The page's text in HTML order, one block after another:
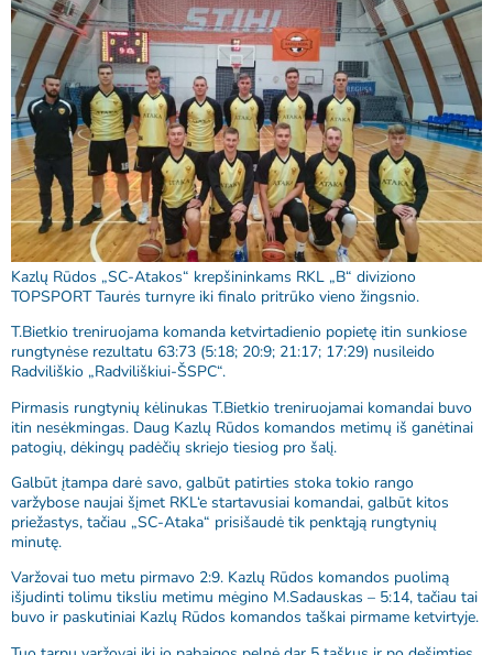
Kazlų Rūdos „SC-Atakos“ krepšininkams RKL „B“ diviziono
TOPSPORT Taurės turnyre iki finalo pritrūko vieno žingsnio.
T.Bietkio treniruojama komanda ketvirtadienio popietę itin sunkiose
rungtynėse rezultatu 63:73 (5:18; 20:9; 21:17; 17:29) nusileido
Radviliškio „Radviliškiui-ŠSPC“.
Pirmasis rungtynių kėlinukas T.Bietkio treniruojamai komandai buvo
itin nesėkmingas. Daug Kazlų Rūdos komandos metimų iš ganėtinai
patogių, dėkingų padėčių skriejo tiesiog pro šalį.
Galbūt įtampa darė savo, galbūt patirties stoka tokio rango
varžybose naujai šįmet RKL‘e startavusiai komandai, galbūt kitos
priežastys, tačiau „SC-Ataka“ prisišaudė tik penktąją rungtynių
minutę.
Varžovai tuo metu pirmavo 2:9. Kazlų Rūdos komandos puolimą
išjudinti tolimu tiksliu metimu mėgino M.Sadauskas – 5:14, tačiau tai
buvo ir paskutiniai Kazlų Rūdos komandos taškai pirmame ketvirtyje.